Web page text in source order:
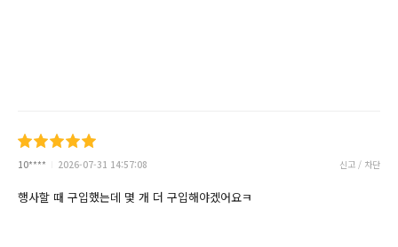
10**** 2026-07-31 14:57:08 신고 / 차단
행사할 때 구입했는데 몇 개 더 구입해야겠어요ㅋ